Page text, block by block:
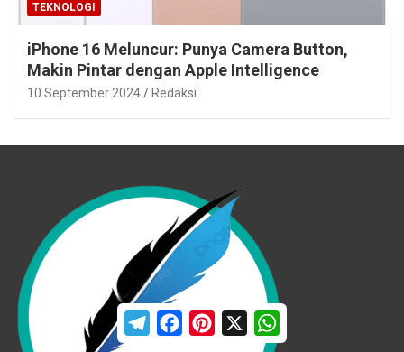
TEKNOLOGI
iPhone 16 Meluncur: Punya Camera Button,
Makin Pintar dengan Apple Intelligence
10 September 2024 Redaksi
T
P
X
a